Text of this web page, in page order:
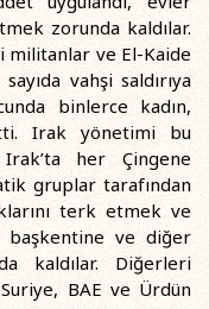
zorunda kaldılar.
militanlar ve El-Kaide
vahşi saldırıya
binlerce kadın,
Irak yönetimi bu
her Çingene
gruplar tarafından
terk etmek ve
başkentine ve diğer
kaldılar. Diğerleri
BAE ve Ürdün